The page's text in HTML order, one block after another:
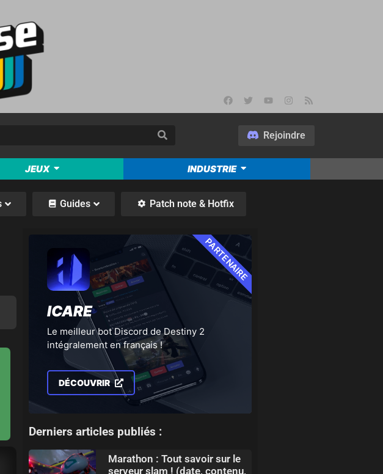
Rejoindre
JEUX INDUSTRIE
Guides Patch note & Hotfix
ICARE
Le meilleur bot Discord de Destiny 2
intégralement en français !
DÉCOUVRIR
PARTENAIRE
Derniers articles publiés :
Marathon : Tout savoir sur le
serveur slam ! (date, contenu,